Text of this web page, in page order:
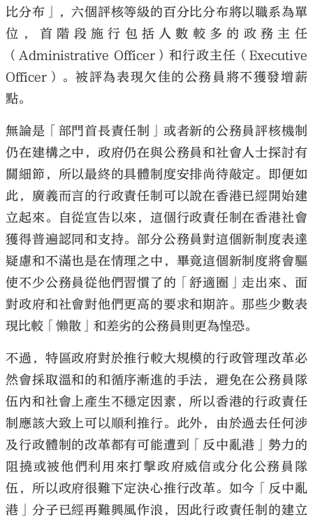
比分布」，六個評核等級的百分比分布將以職系為單
位，首階段施行包括人數較多的政務主任
（Administrative Officer）和行政主任（Executive
Officer）。被評為表現欠佳的公務員將不獲發增薪
點。
無論是「部門首長責任制」或者新的公務員評核機制
仍在建構之中，政府仍在與公務員和社會人士探討有
關細節，所以最終的具體制度安排尚待敲定。即便如
此，廣義而言的行政責任制可以說在香港已經開始建
立起來。自從宣告以來，這個行政責任制在香港社會
獲得普遍認同和支持。部分公務員對這個新制度表達
疑慮和不滿也是在情理之中，畢竟這個新制度將會驅
使不少公務員從他們習慣了的「舒適圈」走出來、面
對政府和社會對他們更高的要求和期許。那些少數表
現比較「懶散」和差劣的公務員則更為惶恐。
不過，特區政府對於推行較大規模的行政管理改革必
然會採取溫和的和循序漸進的手法，避免在公務員隊
伍內和社會上產生不穩定因素，所以香港的行政責任
制應該大致上可以順利推行。此外，由於過去任何涉
及行政體制的改革都有可能遭到「反中亂港」勢力的
阻撓或被他們利用來打擊政府威信或分化公務員隊
伍，所以政府很難下定決心推行改革。如今「反中亂
港」分子已經再難興風作浪，因此行政責任制的建立